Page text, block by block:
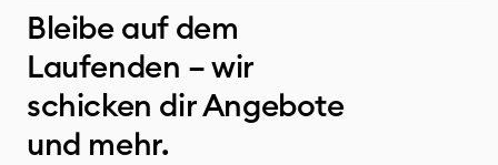
Bleibe auf dem
Laufenden – wir
schicken dir Angebote
und mehr.